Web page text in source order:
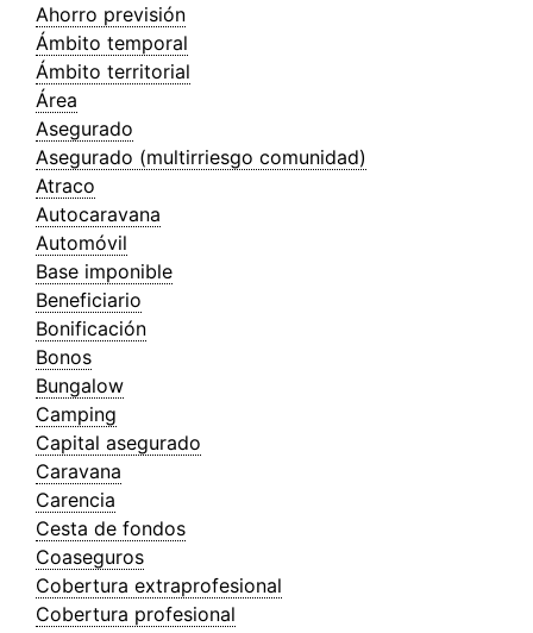
Ahorro previsión
Ámbito temporal
Ámbito territorial
Área
Asegurado
Asegurado (multirriesgo comunidad)
Atraco
Autocaravana
Automóvil
Base imponible
Beneficiario
Bonificación
Bonos
Bungalow
Camping
Capital asegurado
Caravana
Carencia
Cesta de fondos
Coaseguros
Cobertura extraprofesional
Cobertura profesional